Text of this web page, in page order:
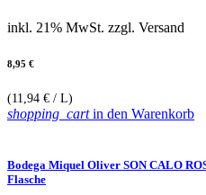
inkl. 21% MwSt. zzgl. Versand
8,95 €
(11,94 € / L)
shopping_cartin den Warenkorb
Bodega Miquel Oliver SON CALO
Flasche